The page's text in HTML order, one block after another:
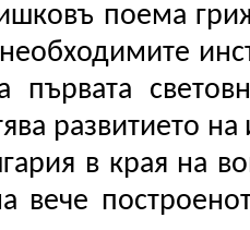
поема
необходимите
първата
развитието на
в края на
вече